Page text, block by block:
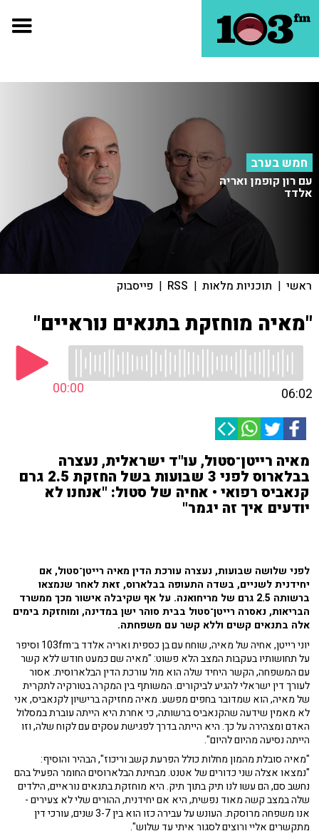
חמש בערב
עם רון קופמן ואריה
אלדד
ראשי | תוכניות מלאות |
RSS
| פייסבוק
"מאיה מוחזקת בתנאים נוראיים"
00:00 06:02
מאיה רייטן־סטול, עו"ד ישראלית, נעצרה
בבלארוס לפני 3 שבועות בשל החזקת 2.5 גרם
קנאביס רפואי • אחיה של סטול: "אנחנו לא
יודעים איך זה יגמר"
לפני שלושה שבועות, נעצרה עורכת הדין מאיה רייטן־סטול, אם
יחידנית לשניים, בשדה התעופה בבלארוס, זאת לאחר שנמצאו
ברשותה 2.5 גרם של מריחואנה. על אף שקיבלה אישור מכך ממשרד
הבריאות, נאסרה רייטן־סטול בבית סוהר ישן במדינה, ומוחזקת בימים
אלה בתנאים קשים וללא קשר עם משפחתה.
יוני רייטן, אחיה של מאיה, שוחח עם בן כספית ואריה אלדד ב־103fm וסיפר
על תחושותיו בעקבות המצב הלא פשוט: "מאיה שם כמעט חודש ללא קשר
עם המשפחה, הקשר היחיד שלה הוא מול עורכת הדין הבלארוסית. אסור
לעורך דין ישראלי להגיע לביקורים. המשותף בין המקרה בטורקיה לתקרית
של מאיה, הוא שמדובר בחפים מפשע. מאיה מחזיקה ברישיון לקנאביס, אני
לא מאמין שידעה שהקנאביס ברשותה, כי אחרת היא הייתה עוברת במסלול
האדם ומצהירה על כך. היא הייתה בדרך לפגישת עסקים עם לקוח שלה, וזו
הייתה נסיעה מהיום להיום".
"מאיה סובלת מהמון מחלות כולל הפרעת קשב וריכוז", הבהיר והוסיף:
"נמצאו אצלה שני כדורים של אטנט. מבחינת הבלארוסים החומר הפעיל בהם
נחשב סם, הם עשו לנו תיק בתוך תיק. היא מוחזקת בתנאים נוראיים, הילדים
שלה במצב קשה מאוד נפשית, היא אם יחידנית, ההורים שלי לא צעירים -
אנו משפחה מרוסקת. העונש על עבירה כזו הוא בין 3-7 שנים, עורכי דין
מתקשרים אליי ורוצים לסגור איתי עד שלוש".